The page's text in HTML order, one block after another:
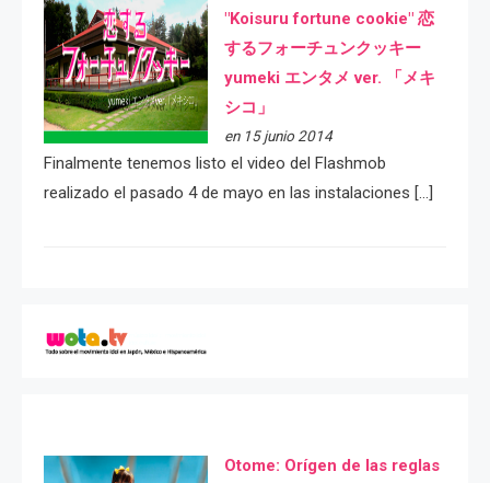
"Koisuru fortune cookie" 恋
するフォーチュンクッキー
yumeki エンタメ ver. 「メキ
シコ」
en 15 junio 2014
Finalmente tenemos listo el video del Flashmob
realizado el pasado 4 de mayo en las instalaciones […]
Otome: Orígen de las reglas